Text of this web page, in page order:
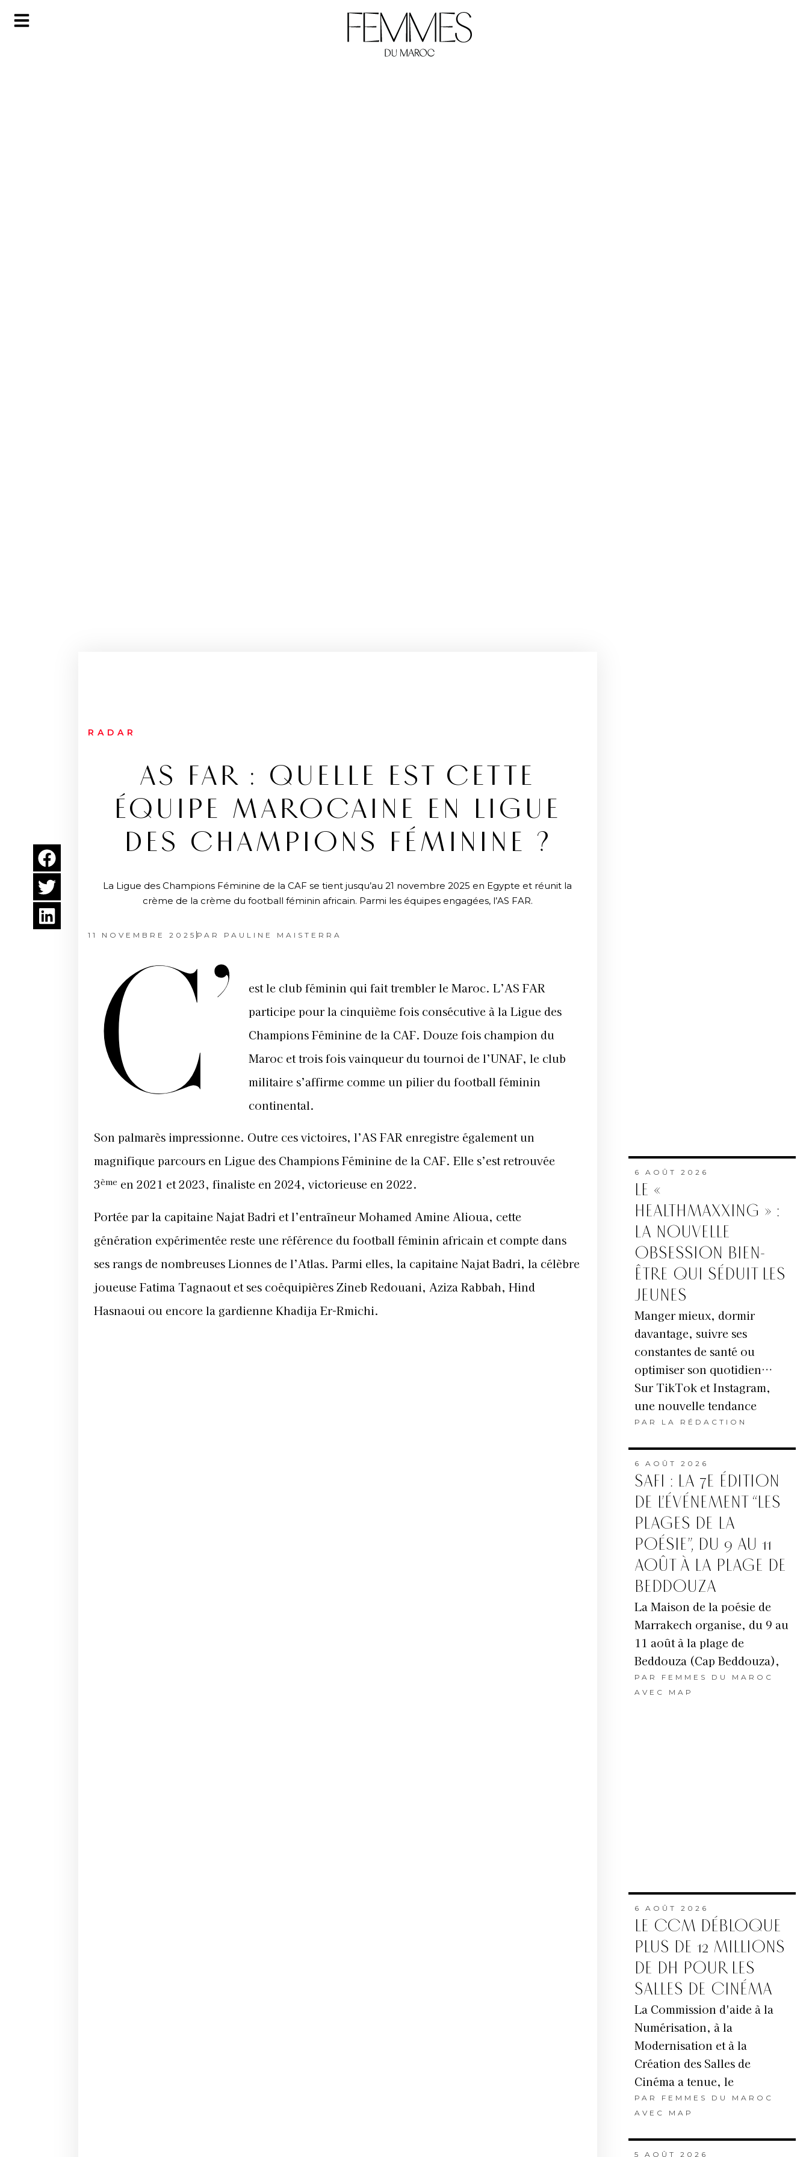
RADAR
AS FAR : QUELLE EST CETTE
ÉQUIPE MAROCAINE EN LIGUE
DES CHAMPIONS FÉMININE ?
La Ligue des Champions Féminine de la CAF se tient jusqu’au 21 novembre 2025 en Egypte et réunit la
crème de la crème du football féminin africain. Parmi les équipes engagées, l’AS FAR.
11 NOVEMBRE 2025 PAR PAULINE MAISTERRA
C’
est le club féminin qui fait trembler le Maroc. L’AS FAR
participe pour la cinquième fois consécutive à la Ligue des
Champions Féminine de la CAF. Douze fois champion du
Maroc et trois fois vainqueur du tournoi de l’UNAF, le club
militaire s’affirme comme un pilier du football féminin
continental.
Son palmarès impressionne. Outre ces victoires, l’AS FAR enregistre également un
magnifique parcours en Ligue des Champions Féminine de la CAF. Elle s’est retrouvée
3ème en 2021 et 2023, finaliste en 2024, victorieuse en 2022.
Portée par la capitaine Najat Badri et l’entraîneur Mohamed Amine Alioua, cette
génération expérimentée reste une référence du football féminin africain et compte dans
ses rangs de nombreuses Lionnes de l’Atlas. Parmi elles, la capitaine Najat Badri, la célèbre
joueuse Fatima Tagnaout et ses coéquipières Zineb Redouani, Aziza Rabbah, Hind
Hasnaoui ou encore la gardienne Khadija Er-Rmichi.
6 AOÛT 2026
LE «
HEALTHMAXXING » :
LA NOUVELLE
OBSESSION BIEN-
ÊTRE QUI SÉDUIT LES
JEUNES
Manger mieux, dormir
davantage, suivre ses
constantes de santé ou
optimiser son quotidien…
Sur TikTok et Instagram,
une nouvelle tendance
PAR LA RÉDACTION
6 AOÛT 2026
SAFI : LA 7E ÉDITION
DE L’ÉVÉNEMENT “LES
PLAGES DE LA
POÉSIE”, DU 9 AU 11
AOÛT À LA PLAGE DE
BEDDOUZA
La Maison de la poésie de
Marrakech organise, du 9 au
11 août à la plage de
Beddouza (Cap Beddouza),
PAR FEMMES DU MAROC
AVEC MAP
6 AOÛT 2026
LE CCM DÉBLOQUE
PLUS DE 12 MILLIONS
DE DH POUR LES
SALLES DE CINÉMA
La Commission d'aide à la
Numérisation, à la
Modernisation et à la
Création des Salles de
Cinéma a tenue, le
PAR FEMMES DU MAROC
AVEC MAP
5 AOÛT 2026